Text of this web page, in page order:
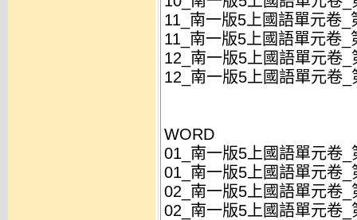
11_南一版5上國語單元卷
11_南一版5上國語單元卷
12_南一版5上國語單元卷
12_南一版5上國語單元卷
WORD
01_南一版5上國語單元卷
01_南一版5上國語單元卷
02_南一版5上國語單元卷
02_南一版5上國語單元卷